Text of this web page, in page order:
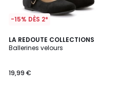
-15% DÈS 2*
LA REDOUTE COLLECTIONS
Ballerines velours
19,99 €
4,8
/ 5